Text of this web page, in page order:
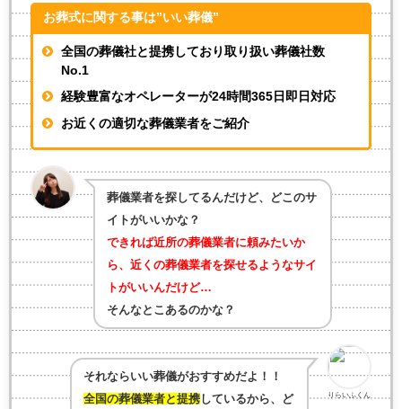
お葬式に関する事は”いい葬儀”
全国の葬儀社と提携しており取り扱い葬儀社数
No.1
経験豊富なオペレーターが24時間365日即日対応
お近くの適切な葬儀業者をご紹介
葬儀業者を探してるんだけど、どこのサ
イトがいいかな？
できれば近所の葬儀業者に頼みたいか
ら、近くの葬儀業者を探せるようなサイ
トがいいんだけど…
そんなとこあるのかな？
りらいふくん
それならいい葬儀がおすすめだよ！！
全国の葬儀業者と提携しているから、ど